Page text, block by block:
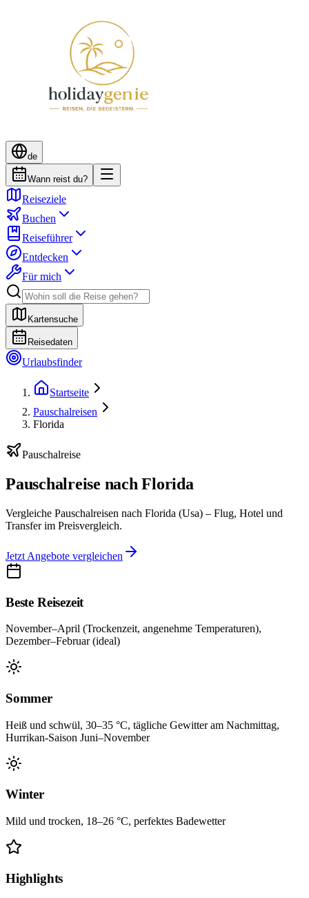
de
Wann reist du?
Reiseziele
Buchen
Reiseführer
Entdecken
Für mich
Kartensuche
Reisedaten
Urlaubsfinder
Startseite
Pauschalreisen
Florida
Pauschalreise
Pauschalreise nach Florida
Vergleiche Pauschalreisen nach Florida (Usa) – Flug, Hotel und
Transfer im Preisvergleich.
Jetzt Angebote vergleichen
Beste Reisezeit
November–April (Trockenzeit, angenehme Temperaturen),
Dezember–Februar (ideal)
Sommer
Heiß und schwül, 30–35 °C, tägliche Gewitter am Nachmittag,
Hurrikan-Saison Juni–November
Winter
Mild und trocken, 18–26 °C, perfektes Badewetter
Highlights